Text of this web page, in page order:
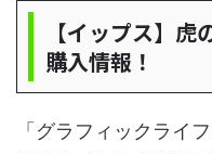
【イップス】
購入情報！
「グラフィックライ